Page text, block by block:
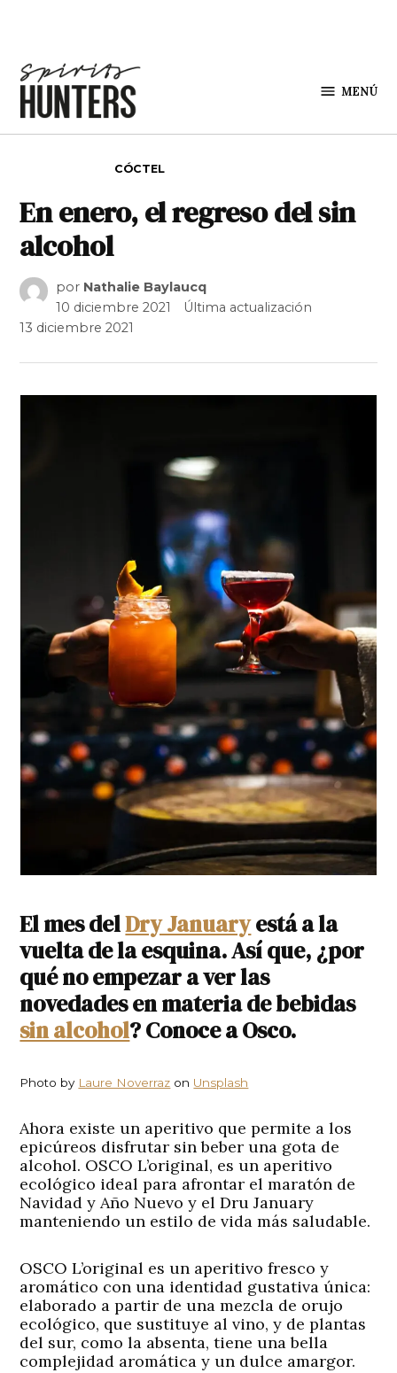
MENÚ
CÓCTEL
En enero, el regreso del sin
alcohol
por Nathalie Baylaucq
10 diciembre 2021
Última actualización
13 diciembre 2021
El mes delDry Januaryestá a la
vuelta de la esquina. Así que, ¿por
qué no empezar a ver las
novedades en materia de bebidas
sin alcohol? Conoce a Osco.
Photo by Laure Noverraz on Unsplash
Ahora existe un aperitivo que permite a los
epicúreos disfrutar sin beber una gota de
alcohol. OSCO L’original, es un aperitivo
ecológico ideal para afrontar el maratón de
Navidad y Año Nuevo y el Dru January
manteniendo un estilo de vida más saludable.
OSCO L’original es un aperitivo fresco y
aromático con una identidad gustativa única:
elaborado a partir de una mezcla de orujo
ecológico, que sustituye al vino, y de plantas
del sur, como la absenta, tiene una bella
complejidad aromática y un dulce amargor.